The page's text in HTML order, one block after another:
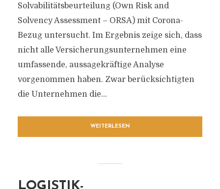
Solvabilitätsbeurteilung (Own Risk and
Solvency Assessment – ORSA) mit Corona-
Bezug untersucht. Im Ergebnis zeige sich, dass
nicht alle Versicherungsunternehmen eine
umfassende, aussagekräftige Analyse
vorgenommen haben. Zwar berücksichtigten
die Unternehmen die...
WEITERLESEN
LOGISTIK-